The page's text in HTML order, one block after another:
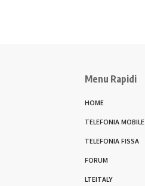
Menu Rapidi
HOME
TELEFONIA MOBILE
TELEFONIA FISSA
FORUM
LTEITALY